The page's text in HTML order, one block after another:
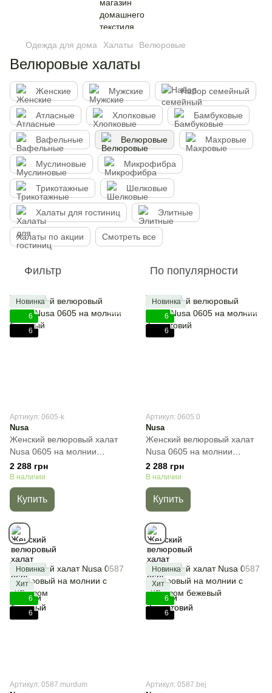
Одежда для дома Халаты Велюровые
Велюровые халаты
Женские Мужские Набор семейный
Атласные Хлопковые Бамбуковые
Вафельные Велюровые Махровые
Муслиновые Микрофибра
Трикотажные Шелковые
Халаты для гостиниц Элитные
Халаты по акции Смотреть все
Фильтр По популярности
Новинка
6
6
Артикул: 0605-k
Nusa
Женский велюровый халат
Nusa 0605 на молнии
бежевый , Бежевый, M
2 288 грн
В наличии
Купить
Новинка
6
6
Артикул: 0605.0
Nusa
Женский велюровый халат
Nusa 0605 на молнии
фіолетовий, Сиреневый, M
2 288 грн
В наличии
Купить
Новинка
Хит
6
6
Артикул: 0587.murdum
Новинка
Хит
6
6
Артикул: 0587.bej